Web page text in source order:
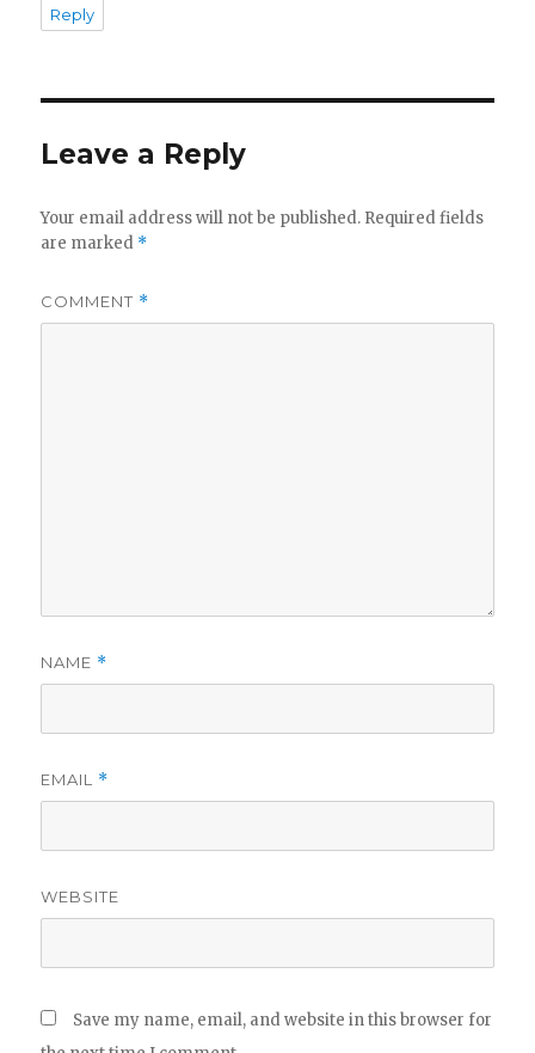
Reply
Leave a Reply
Your email address will not be published. Required fields
are marked *
COMMENT *
NAME *
EMAIL *
WEBSITE
Save my name, email, and website in this browser for